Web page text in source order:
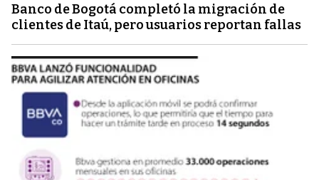
Banco de Bogotá completó la migración de
clientes de Itaú, pero usuarios reportan fallas